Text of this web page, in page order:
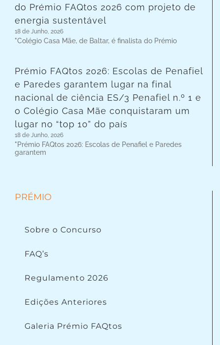
do Prémio FAQtos 2026 com projeto de
energia sustentável
18 de Junho, 2026
"Colégio Casa Mãe, de Baltar, é finalista do Prémio
Prémio FAQtos 2026: Escolas de Penafiel
e Paredes garantem lugar na final
nacional de ciência ES/3 Penafiel n.º 1 e
o Colégio Casa Mãe conquistaram um
lugar no “top 10” do país
18 de Junho, 2026
"Prémio FAQtos 2026: Escolas de Penafiel e Paredes
garantem
PRÉMIO
Sobre o Concurso
FAQ’s
Regulamento 2026
Edições Anteriores
Galeria Prémio FAQtos